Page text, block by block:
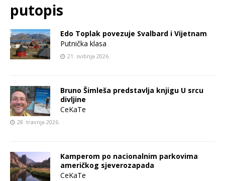
putopis
Edo Toplak povezuje Svalbard i Vijetnam
Putnička klasa
21. svibnja 2026.
Bruno Šimleša predstavlja knjigu U srcu
divljine
CeKaTe
28. travnja 2026.
Kamperom po nacionalnim parkovima
američkog sjeverozapada
CeKaTe